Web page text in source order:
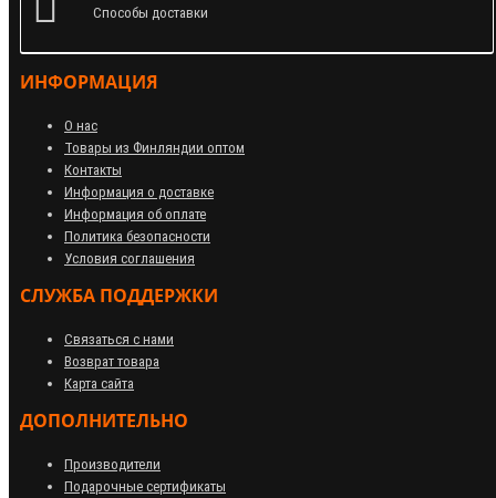
Способы доставки
ИНФОРМАЦИЯ
О нас
Товары из Финляндии оптом
Контакты
Информация о доставке
Информация об оплате
Политика безопасности
Условия соглашения
СЛУЖБА ПОДДЕРЖКИ
Связаться с нами
Возврат товара
Карта сайта
ДОПОЛНИТЕЛЬНО
Производители
Подарочные сертификаты